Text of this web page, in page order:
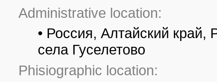
Administrative location:
• Россия, Алтайский край,
села Гуселетово
Phisiographic location: